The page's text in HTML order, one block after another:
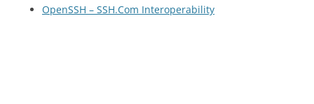
OpenSSH – SSH.Com Interoperability